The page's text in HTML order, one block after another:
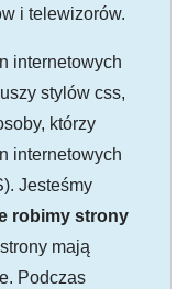
i telewizorów.
internetowych
stylów css,
którzy
internetowych
Jesteśmy
robimy strony
mają
Podczas